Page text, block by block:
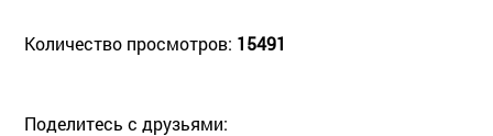
Количество просмотров: 15491
Поделитесь с друзьями: